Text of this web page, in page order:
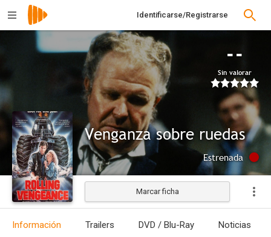
Identificarse/Registrarse
--
Sin valorar
Venganza sobre ruedas
Estrenada
Marcar ficha
Información Trailers DVD / Blu-Ray Noticias